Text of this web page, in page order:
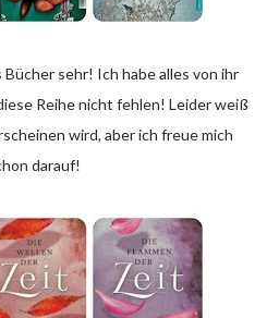
Reihe nicht fehlen! Leider weiß
wird, aber ich freue mich
darauf!